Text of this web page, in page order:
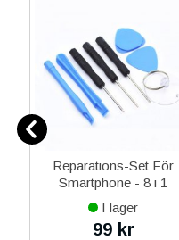
Reparations-Set För
Smartphone - 8 i 1
I lager
99 kr